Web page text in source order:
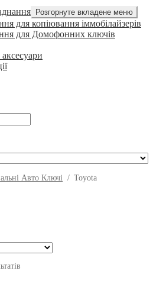
Розгорнуте вкладене меню
для копіювання іммобілайзерів
для Домофонних ключів
Авто Ключі / Toyota